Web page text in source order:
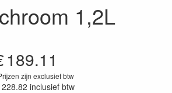
1,2L
189.11
zijn exclusief btw
inclusief btw